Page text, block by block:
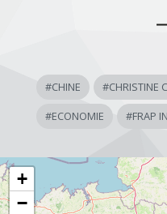
#CHINE #CHRISTINE
#ECONOMIE #FRAP
+
−